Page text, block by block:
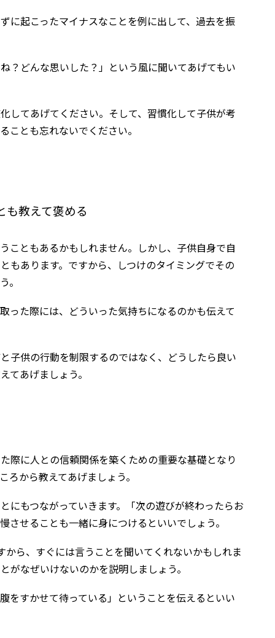
に起こったマイナスなことを例に出して、過去を振
？どんな思いした？」という風に聞いてあげてもい
してあげてください。そして、習慣化して子供が考
ことも忘れないでください。
も教えて褒める
こともあるかもしれません。しかし、子供自身で自
もあります。ですから、しつけのタイミングでその
。
った際には、どういった気持ちになるのかも伝えて
子供の行動を制限するのではなく、どうしたら良い
てあげましょう。
際に人との信頼関係を築くための重要な基礎となり
ろから教えてあげましょう。
にもつながっていきます。「次の遊びが終わったらお
させることも一緒に身につけるといいでしょう。
から、すぐには言うことを聞いてくれないかもしれま
がなぜいけないのかを説明しましょう。
をすかせて待っている」ということを伝えるといい